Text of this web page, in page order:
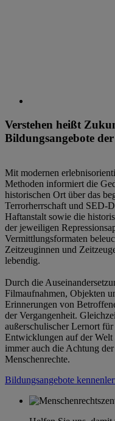
Verstehen heißt
Bildungsangebote
Mit modernen
Methoden informiert die
historischen Ort über das
Terrorherrschaft und SED-
Haftanstalt sowie die
der jeweiligen
Vermittlungsformaten
Zeitzeuginnen und
lebendig.
Durch die
Filmaufnahmen, Objekten
Erinnerungen von
der Vergangenheit.
außerschulischer Lernort
Entwicklungen auf der Welt
immer auch die Achtung
Menschenrechte.
Bildungsangebote